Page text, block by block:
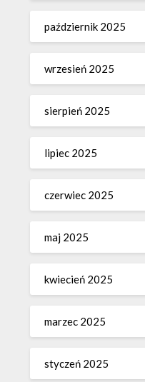
październik 2025
wrzesień 2025
sierpień 2025
lipiec 2025
czerwiec 2025
maj 2025
kwiecień 2025
marzec 2025
styczeń 2025